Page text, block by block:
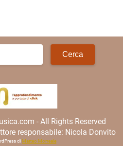
- All Rights Reserved
responsabile: Nicola Donvito
di Matteo Morreale